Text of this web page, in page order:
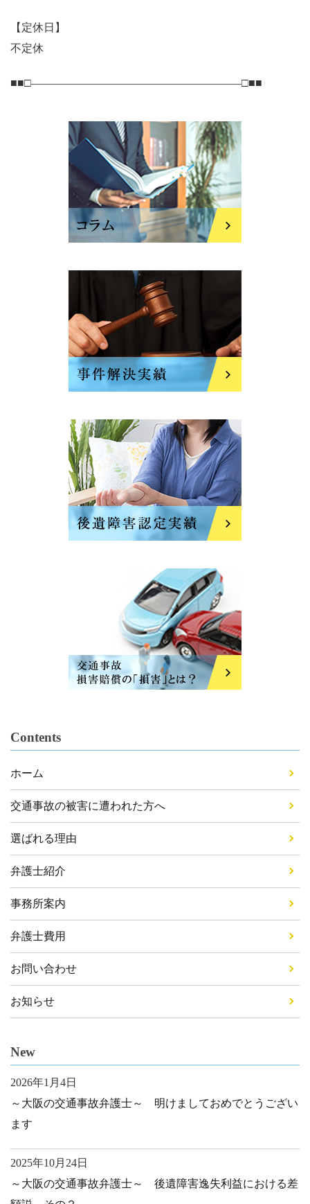
【定休日】
不定休
■■□―――――――――――――――――――□■■
Contents
ホーム
交通事故の被害に遭われた方へ
選ばれる理由
弁護士紹介
事務所案内
弁護士費用
お問い合わせ
お知らせ
New
2026年1月4日
～大阪の交通事故弁護士～ 明けましておめでとうござい
ます
2025年10月24日
～大阪の交通事故弁護士～ 後遺障害逸失利益における差